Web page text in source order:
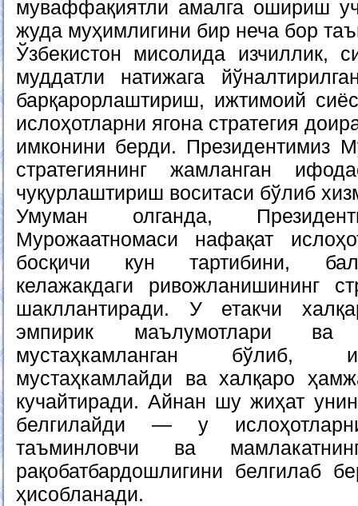
муваффақиятли амалга ошириш
жуда муҳимлигини бир неча бор
Ўзбекистон мисолида изчиллик,
муддатли натижага
барқарорлаштириш, ижтимоий
ислоҳотларни ягона стратегия
имконини берди. Президентимиз
стратегиянинг жамланган
чуқурлаштириш воситаси бўлиб
Умуман олганда,
Мурожаатномаси нафақат
босқичи кун тартибини,
келажакдаги ривожланишининг
шакллантиради. У етакчи
эмпирик маълумотлари ва
мустаҳкамланган бўлиб,
мустаҳкамлайди ва халқаро
кучайтиради. Айнан шу жиҳат
белгилайди — у
таъминловчи ва
рақобатбардошлигини белгилаб
ҳисобланади.